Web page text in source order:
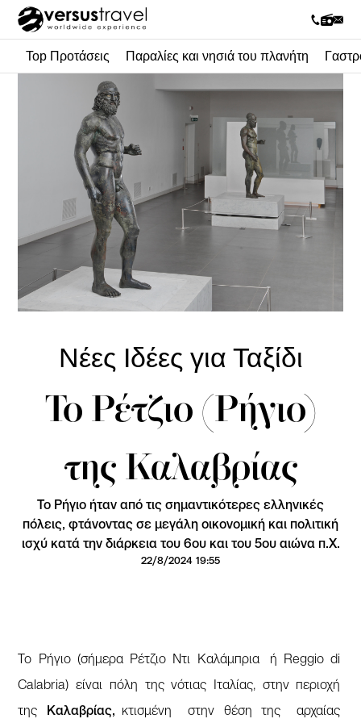
Top Προτάσεις Παραλίες και νησιά του πλανήτη
Νέες Ιδέες για Ταξίδι
Το Ρέτζιο (Ρήγιο)
της Καλαβρίας
Το Ρήγιο ήταν από τις σημαντικότερες ελληνικές
πόλεις, φτάνοντας σε μεγάλη οικονομική και πολιτική
ισχύ κατά την διάρκεια του 6ου και του 5ου αιώνα π.Χ.
22/8/2024 19:55
Το Ρήγιο (σήμερα Ρέτζιο Ντι Καλάμπρια ή Reggio di
Calabria) είναι πόλη της νότιας Ιταλίας, στην περιοχή
της Καλαβρίας, κτισμένη στην θέση της αρχαίας